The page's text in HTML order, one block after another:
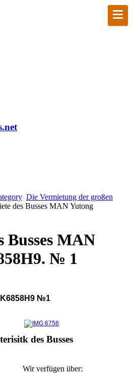
Die Vermietung der großen
des Busses MAN Yutong
Busses MAN
№ 1
№1
des Busses
Wir verfügen über: